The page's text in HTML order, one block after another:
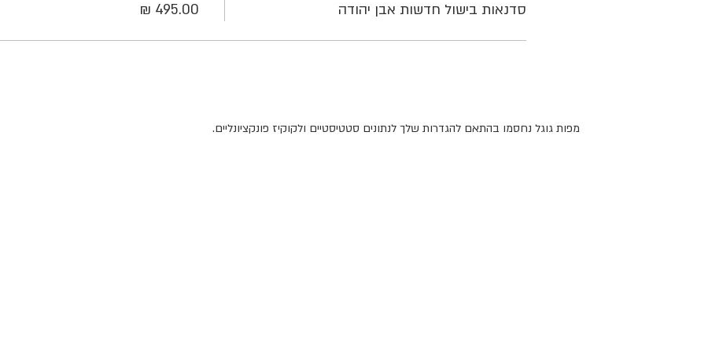
סדנאות בישול חדשות אבן יהודה
מפות גוגל נחסמו בהתאם להגדרות שלך לנתונים סטטיסטיים ולקוקיז פונקציונליים.